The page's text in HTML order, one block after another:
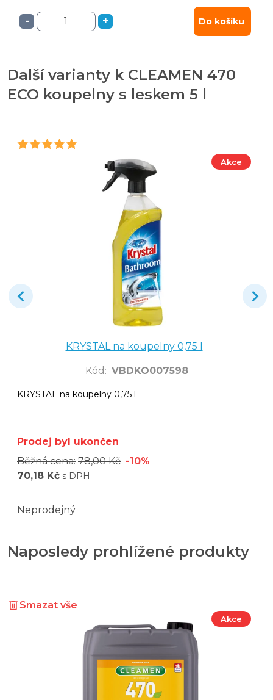
- + Do košíku
Další varianty k CLEAMEN 470
ECO koupelny s leskem 5 l
Akce
KRYSTAL na koupelny 0,75 l
Kód : VBDKO007598
KRYSTAL na koupelny 0,75 l
Prodej byl ukončen
Běžná cena: 78,00 Kč -10%
70,18 Kč s DPH
Neprodejný
Naposledy prohlížené produkty
Smazat vše
Akce